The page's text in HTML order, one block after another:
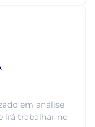
em análise
irá trabalhar no